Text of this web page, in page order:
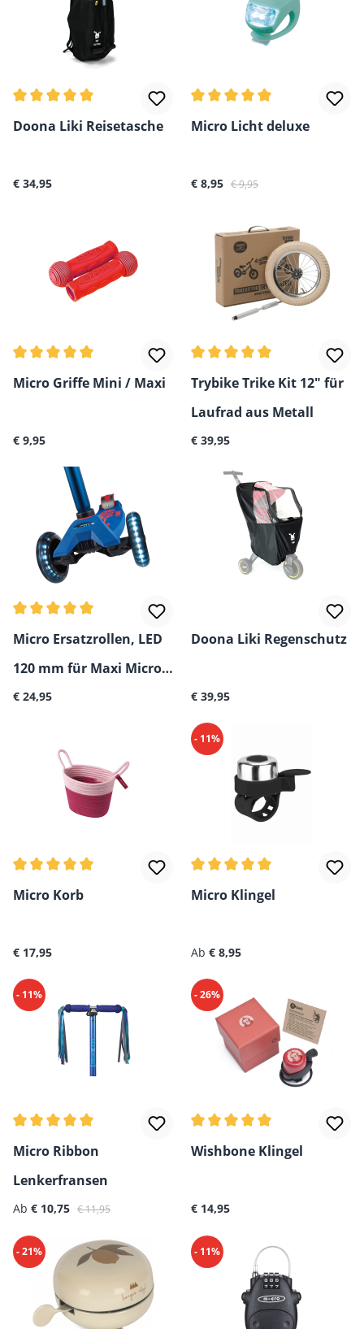
Durchschnittliche Bewertung von 5 von 5 Sternen
Doona Liki Reisetasche
Regulärer Preis:
€ 34,95
Durchschnittliche
Micro Licht deluxe
Verkaufspreis:
€ 8,95 Regulärer Preis:
€ 9,95
Durchschnittliche Bewertung von 5 von 5 Sternen
Micro Griffe Mini / Maxi
Regulärer Preis:
€ 9,95
Durchschnittliche
Trybike Trike Kit 12" für
Laufrad aus Metall
Regulärer Preis:
€ 39,95
Durchschnittliche Bewertung von 5 von 5 Sternen
Micro Ersatzrollen, LED
120 mm für Maxi Micro
& Micro Kickboard, 2er-
Regulärer Preis:
€ 24,95
Doona Liki Regenschutz
Regulärer Preis:
€ 39,95
Durchschnittliche Bewertung von 5 von 5 Sternen
Micro Korb
Regulärer Preis:
€ 17,95
- 11%
Durchschnittliche
Micro Klingel
Regulärer Preis:
Ab € 8,95
- 11%
Durchschnittliche Bewertung von 5 von 5 Sternen
Micro Ribbon
Lenkerfransen
Verkaufspreis:
Ab € 10,75 Regulärer Preis:
€ 11,95
- 26%
Durchschnittliche
Wishbone Klingel
Regulärer Preis:
€ 14,95
- 21% - 11%